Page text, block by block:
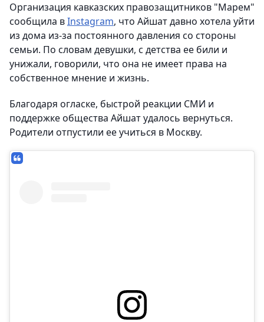
Организация кавказских правозащитников "Марем"
сообщила вInstagram, что Айшат давно хотела уйти
из дома из-за постоянного давления со стороны
семьи. По словам девушки, с детства ее били и
унижали, говорили, что она не имеет права на
собственное мнение и жизнь.
Благодаря огласке, быстрой реакции СМИ и
поддержке общества Айшат удалось вернуться.
Родители отпустили ее учиться в Москву.